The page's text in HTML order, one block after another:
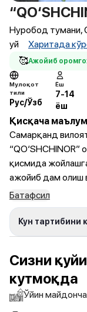
Нуробод тумани,
уй
Харитада
🥰Ажойиб
Мулоқот
тили
Рус/Ўзб
Ёш
7-14
ёш
Қисқача
Самарқанд
“QO‘SHCHINOR”
қисмида
ажойиб дам олиш
Батафсил
Кун тартибини
Сизни
кутмоқда
Ўйин